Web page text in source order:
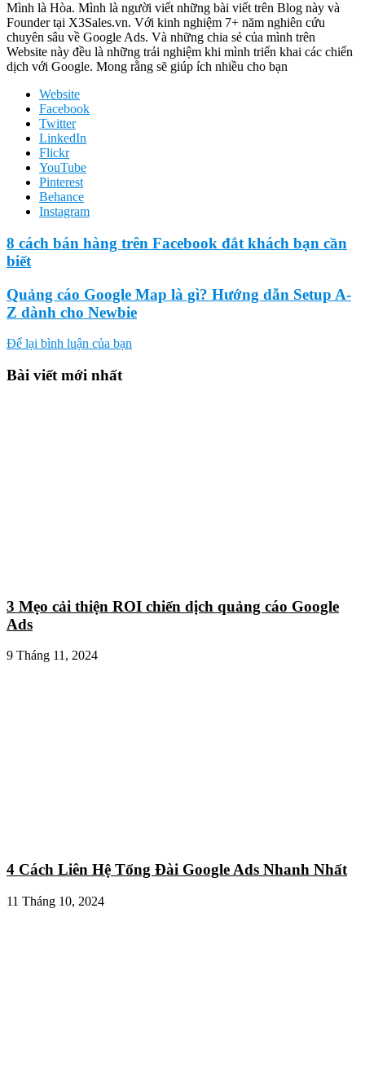
Mình là Hòa. Mình là người viết những bài viết trên Blog này và
Founder tại X3Sales.vn. Với kinh nghiệm 7+ năm nghiên cứu
chuyên sâu về Google Ads. Và những chia sẻ của mình trên
Website này đều là những trải nghiệm khi mình triển khai các chiến
dịch với Google. Mong rằng sẽ giúp ích nhiều cho bạn
Website
Facebook
Twitter
LinkedIn
Flickr
YouTube
Pinterest
Behance
Instagram
8 cách bán hàng trên Facebook đắt khách bạn cần
biết
Quảng cáo Google Map là gì? Hướng dẫn Setup A-
Z dành cho Newbie
Để lại bình luận của bạn
Bài viết mới nhất
3 Mẹo cải thiện ROI chiến dịch quảng cáo Google
Ads
9 Tháng 11, 2024
4 Cách Liên Hệ Tổng Đài Google Ads Nhanh Nhất
11 Tháng 10, 2024